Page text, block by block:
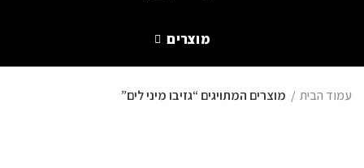
מוצרים
עמוד הבית מוצרים המתויגים “גזיבו מיני לים”